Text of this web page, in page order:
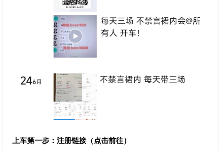
上车第一步：注册链接（点击前往）